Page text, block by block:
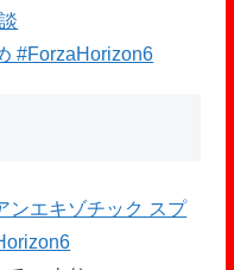
#ForzaHorizon6
ンエキゾチック スプ